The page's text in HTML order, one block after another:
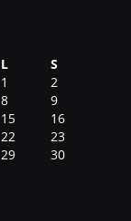
L
S
1
2
8
9
15
16
22
23
29
30